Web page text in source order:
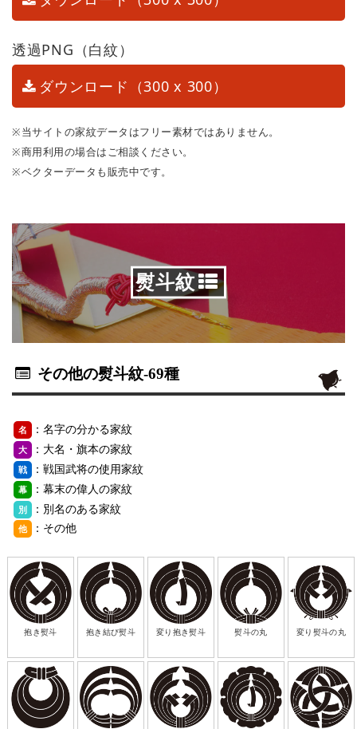
透過PNG（白紋）
ダウンロード（300 x 300）
※当サイトの家紋データはフリー素材ではありません。
※商用利用の場合はご相談ください。
※ベクターデータも販売中です。
熨斗紋
その他の熨斗紋-69種
名 ：名字の分かる家紋
大 ：大名・旗本の家紋
戦 ：戦国武将の使用家紋
幕 ：幕末の偉人の家紋
別 ：別名のある家紋
他 ：その他
抱き熨斗 抱き結び熨斗 変り抱き熨斗 熨斗の丸 変り熨斗の丸